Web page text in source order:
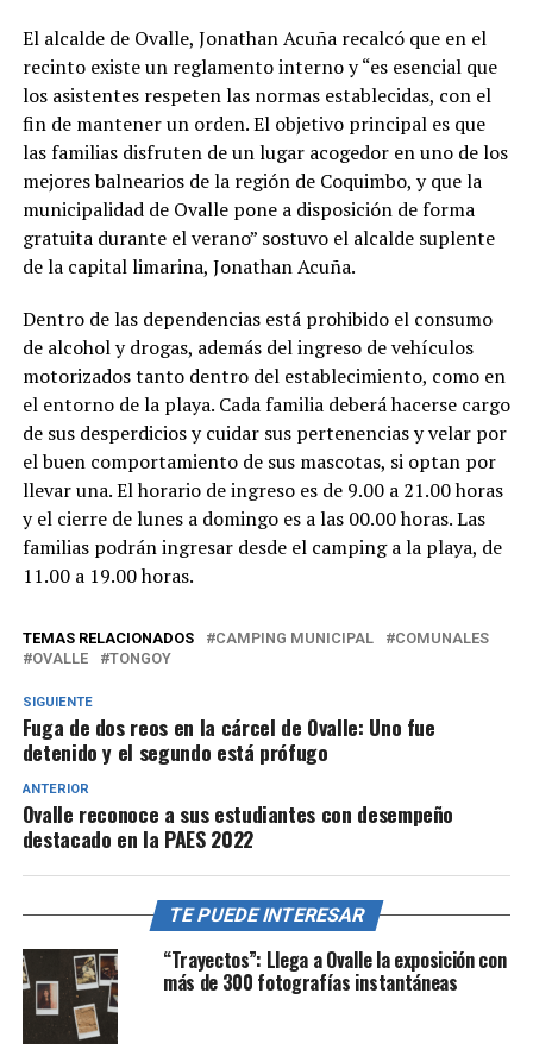
El alcalde de Ovalle, Jonathan Acuña recalcó que en el
recinto existe un reglamento interno y “es esencial que
los asistentes respeten las normas establecidas, con el
fin de mantener un orden. El objetivo principal es que
las familias disfruten de un lugar acogedor en uno de los
mejores balnearios de la región de Coquimbo, y que la
municipalidad de Ovalle pone a disposición de forma
gratuita durante el verano” sostuvo el alcalde suplente
de la capital limarina, Jonathan Acuña.
Dentro de las dependencias está prohibido el consumo
de alcohol y drogas, además del ingreso de vehículos
motorizados tanto dentro del establecimiento, como en
el entorno de la playa. Cada familia deberá hacerse cargo
de sus desperdicios y cuidar sus pertenencias y velar por
el buen comportamiento de sus mascotas, si optan por
llevar una. El horario de ingreso es de 9.00 a 21.00 horas
y el cierre de lunes a domingo es a las 00.00 horas. Las
familias podrán ingresar desde el camping a la playa, de
11.00 a 19.00 horas.
TEMAS RELACIONADOS CAMPING MUNICIPAL
COMUNALES
OVALLE
TONGOY
SIGUIENTE
Fuga de dos reos en la cárcel de Ovalle: Uno fue
detenido y el segundo está prófugo
ANTERIOR
Ovalle reconoce a sus estudiantes con desempeño
destacado en la PAES 2022
TE PUEDE INTERESAR
“Trayectos”: Llega a Ovalle la exposición con
más de 300 fotografías instantáneas